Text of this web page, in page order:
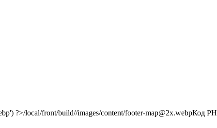
/local/front/build//images/content/footer-map@2x.webpКод